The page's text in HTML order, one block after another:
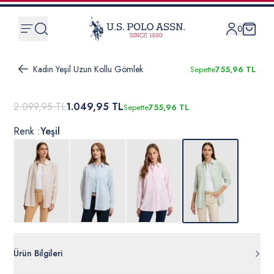
0
Kadın Yeşil Uzun Kollu Gömlek Sepette755,96 TL
2.099,95 TL1.049,95 TLSepette755,96 TL
Renk :Yeşil
Ürün Bilgileri